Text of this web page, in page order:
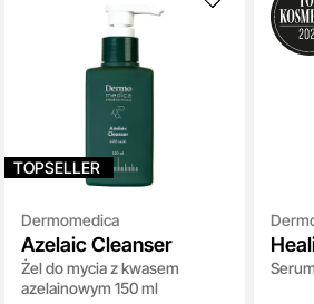
nowoczesnemu magazynowi oraz
technologicznie systemom IT,
wysyłane i dostarczane w ciągu
momentu złożenia.
przeczytaj więcej
Spersonalizowane Próbki
Do wielu zamówień dołączamy
kosmetyków, dopasowane do
pielęgnacyjnych. To nasz sposób, by
odkrywanie nowych produktów i
pielęgnacji w najlepszym wydaniu —
Ciebie i Twoją skórę.
TOPSELLER
Dermomedica
Azelaic Cleanser
Żel do mycia z kwasem
azelainowym 150 ml